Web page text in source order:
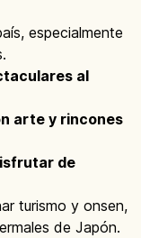
especialmente
al
arte y rincones
de
turismo y onsen,
de Japón.